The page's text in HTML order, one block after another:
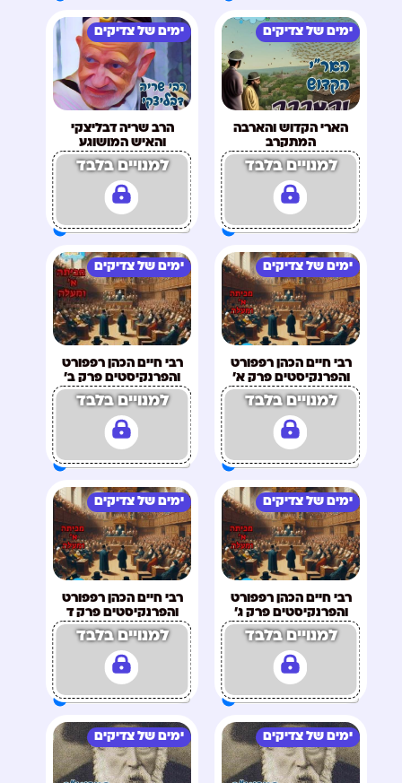
ימים של צדיקים
הארי הקדוש והארבה
המתקרב
למנויים בלבד
ימים של צדיקים
הרב שריה דבליצקי
והאיש המושוגע
למנויים בלבד
ימים של צדיקים
רבי חיים הכהן רפפורט
והפרנקיסטים פרק א'
למנויים בלבד
ימים של צדיקים
רבי חיים הכהן רפפורט
והפרנקיסטים פרק ב'
למנויים בלבד
ימים של צדיקים
רבי חיים הכהן רפפורט
והפרנקיסטים פרק ג'
למנויים בלבד
ימים של צדיקים
רבי חיים הכהן רפפורט
והפרנקיסטים פרק ד
למנויים בלבד
ימים של צדיקים ימים של צדיקים